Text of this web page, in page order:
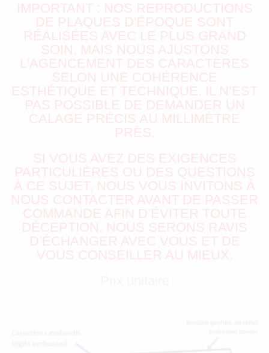
IMPORTANT : NOS REPRODUCTIONS
DE PLAQUES D'ÉPOQUE SONT
RÉALISÉES AVEC LE PLUS GRAND
SOIN, MAIS NOUS AJUSTONS
L’AGENCEMENT DES CARACTÈRES
SELON UNE COHÉRENCE
ESTHÉTIQUE ET TECHNIQUE. IL N’EST
PAS POSSIBLE DE DEMANDER UN
CALAGE PRÉCIS AU MILLIMÈTRE
PRÈS.
SI VOUS AVEZ DES EXIGENCES
PARTICULIÈRES OU DES QUESTIONS
À CE SUJET, NOUS VOUS INVITONS À
NOUS CONTACTER AVANT DE PASSER
COMMANDE AFIN D’ÉVITER TOUTE
DÉCEPTION. NOUS SERONS RAVIS
D’ÉCHANGER AVEC VOUS ET DE
VOUS CONSEILLER AU MIEUX.